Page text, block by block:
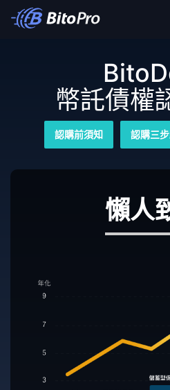
幣託債權
認購前須知 認購三
懶人